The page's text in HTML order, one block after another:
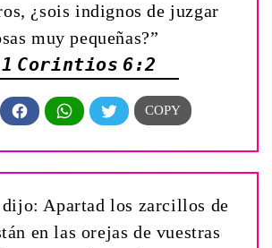
¿sois indignos de juzgar
muy pequeñas?”
1 Corintios 6:2
dijo: Apartad los zarcillos de
en las orejas de vuestras